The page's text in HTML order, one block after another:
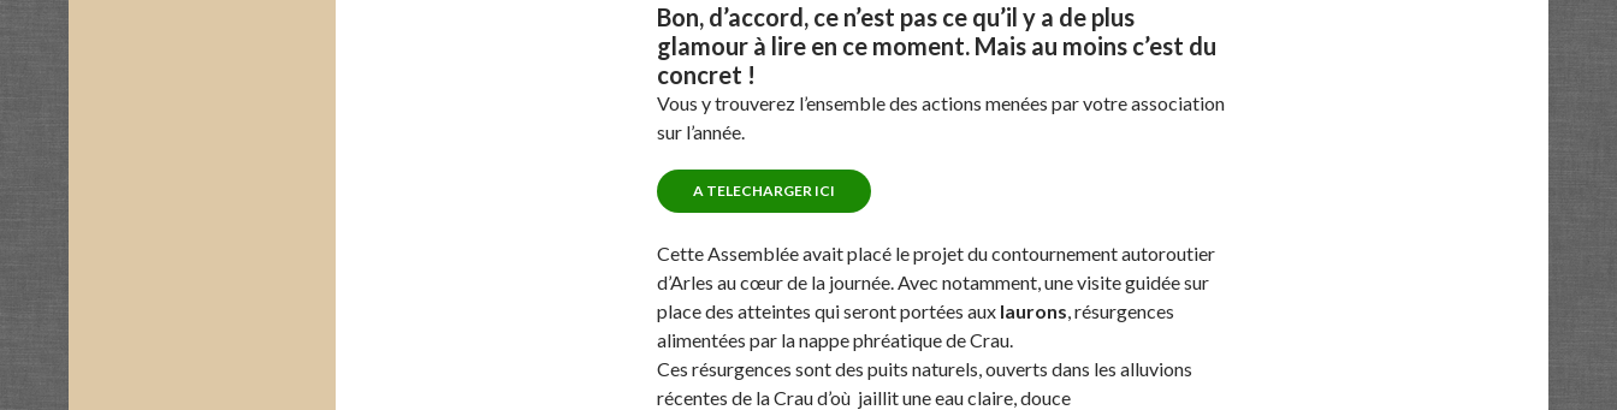
Bon, d’accord, ce n’est pas ce qu’il y a de plus
glamour à lire en ce moment. Mais au moins c’est du
concret !
Vous y trouverez l’ensemble des actions menées par votre association
sur l’année.
A TELECHARGER ICI
Cette Assemblée avait placé le projet du contournement autoroutier
d’Arles au cœur de la journée. Avec notamment, une visite guidée sur
place des atteintes qui seront portées aux laurons , résurgences
alimentées par la nappe phréatique de Crau.
Ces résurgences sont des puits naturels, ouverts dans les alluvions
récentes de la Crau d’où jaillit une eau claire, douce